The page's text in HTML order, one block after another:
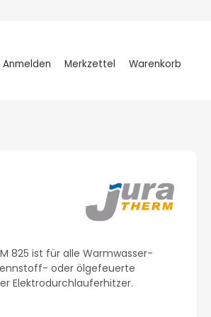
Anmelden Merkzettel Warenkorb
825 ist für alle Warmwasser-
oder ölgefeuerte
Elektrodurchlauferhitzer.